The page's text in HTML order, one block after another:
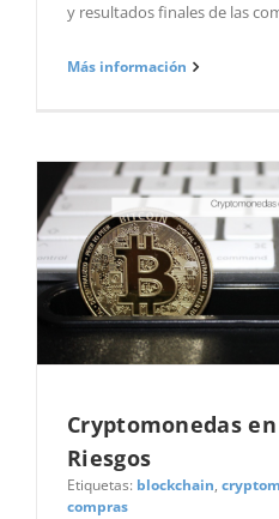
y resultados finales de las
Más información
Cryptomonedas
Riesgos
Etiquetas: blockchain,
compras